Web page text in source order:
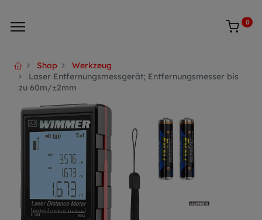
0
Shop
Werkzeug
Laser Entfernungsmessgerät; Entfernungsmesser bis
zu 60m/±2mm